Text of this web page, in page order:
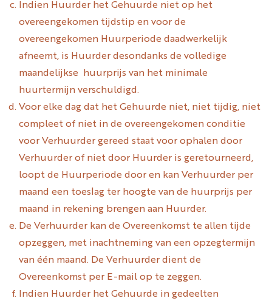
Indien Huurder het Gehuurde niet op het
overeengekomen tijdstip en voor de
overeengekomen Huurperiode daadwerkelijk
afneemt, is Huurder desondanks de volledige
maandelijkse huurprijs van het minimale
huurtermijn verschuldigd.
Voor elke dag dat het Gehuurde niet, niet tijdig, niet
compleet of niet in de overeengekomen conditie
voor Verhuurder gereed staat voor ophalen door
Verhuurder of niet door Huurder is geretourneerd,
loopt de Huurperiode door en kan Verhuurder per
maand een toeslag ter hoogte van de huurprijs per
maand in rekening brengen aan Huurder.
De Verhuurder kan de Overeenkomst te allen tijde
opzeggen, met inachtneming van een opzegtermijn
van één maand. De Verhuurder dient de
Overeenkomst per E-mail op te zeggen.
Indien Huurder het Gehuurde in gedeelten